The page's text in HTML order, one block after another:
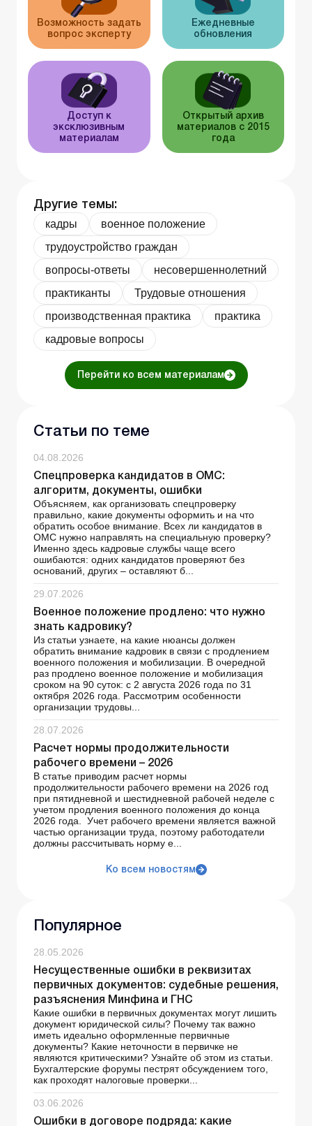
Возможность задать
вопрос эксперту
Ежедневные
обновления
Доступ к
эксклюзивным
материалам
Открытый архив
материалов с 2015
года
Другие темы:
кадры
военное положение
трудоустройство граждан
вопросы-ответы
несовершеннолетний
практиканты
Трудовые отношения
производственная практика
практика
кадровые вопросы
Перейти ко всем материалам
Статьи по теме
04.08.2026
Спецпроверка кандидатов в ОМС:
алгоритм, документы, ошибки
Объясняем, как организовать спецпроверку
правильно, какие документы оформить и на что
обратить особое внимание. Всех ли кандидатов в
ОМС нужно направлять на специальную проверку?
Именно здесь кадровые службы чаще всего
ошибаются: одних кандидатов проверяют без
оснований, других – оставляют б...
29.07.2026
Военное положение продлено: что нужно
знать кадровику?
Из статьи узнаете, на какие нюансы должен
обратить внимание кадровик в связи с продлением
военного положения и мобилизации. В очередной
раз продлено военное положение и мобилизация
сроком на 90 суток: с 2 августа 2026 года по 31
октября 2026 года. Рассмотрим особенности
организации трудовы...
28.07.2026
Расчет нормы продолжительности
рабочего времени – 2026
В статье приводим расчет нормы
продолжительности рабочего времени на 2026 год
при пятидневной и шестидневной рабочей неделе с
учетом продления военного положения до конца
2026 года. Учет рабочего времени является важной
частью организации труда, поэтому работодатели
должны рассчитывать норму е...
Ко всем новостям
Популярное
28.05.2026
Несущественные ошибки в реквизитах
первичных документов: судебные решения,
разъяснения Минфина и ГНС
Какие ошибки в первичных документах могут лишить
документ юридической силы? Почему так важно
иметь идеально оформленные первичные
документы? Какие неточности в первичке не
являются критическими? Узнайте об этом из статьи.
Бухгалтерские форумы пестрят обсуждением того,
как проходят налоговые проверки...
03.06.2026
Ошибки в договоре подряда: какие